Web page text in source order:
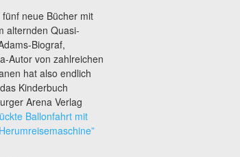
neue Bücher mit
alternden Quasi-
Biograf,
Autor von zahlreichen
hat also endlich
Kinderbuch
Arena Verlag
Ballonfahrt mit